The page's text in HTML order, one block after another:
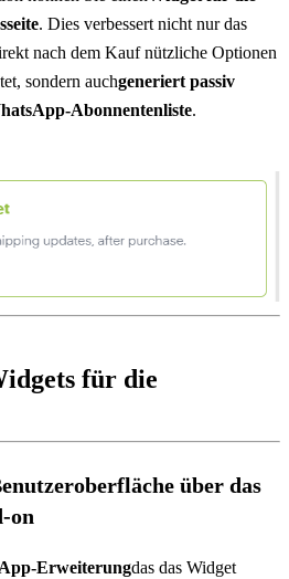
. Dies verbessert nicht nur das
nach dem Kauf nützliche Optionen
sondern auchgeneriert passiv
Abonnentenliste.
für die
über das
on
Erweiterungdas das Widget